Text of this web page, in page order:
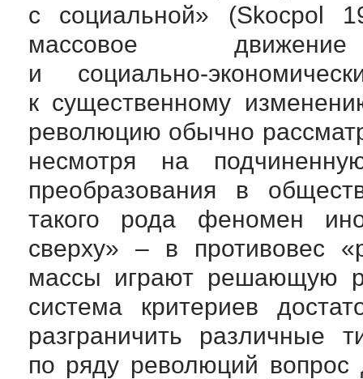
с социальной» (Skocpol
массовое
и социально-
к существенному
революцию обычно
несмотря на
преобразования в
такого рода феномен
сверху» – в противовес
массы играют решающую
система критериев
разграничить различные
по ряду революций